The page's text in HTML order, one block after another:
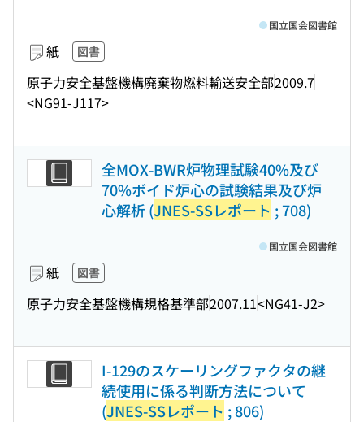
紙 図書
原子力安全基盤機構廃棄物燃料輸送安全部2009.7
<NG91-J117>
国立国会図書館
全MOX-BWR炉物理試験40%及び
70%ボイド炉心の試験結果及び炉
心解析 (JNES-SSレポート ; 708)
紙 図書
原子力安全基盤機構規格基準部2007.11<NG41-J2>
国立国会図書館
I-129のスケーリングファクタの継
続使用に係る判断方法について
(JNES-SSレポート ; 806)